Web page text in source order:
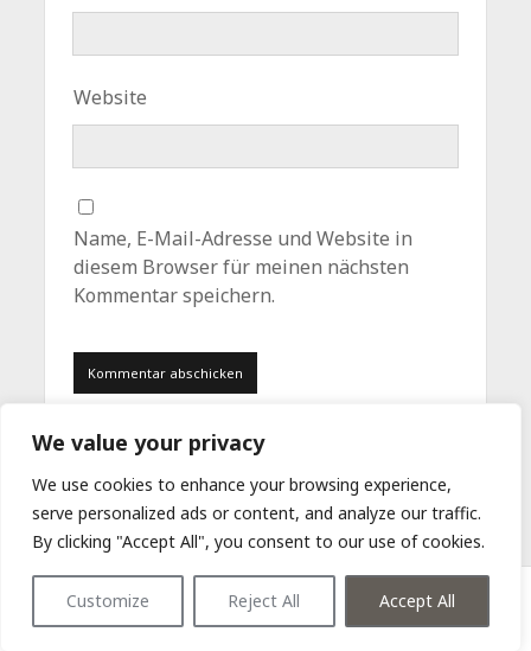
We value your privacy
We use cookies to enhance your browsing experience,
serve personalized ads or content, and analyze our traffic.
By clicking "Accept All", you consent to our use of cookies.
Customize Reject All Accept All
Website
Name, E-Mail-Adresse und Website in
diesem Browser für meinen nächsten
Kommentar speichern.
Unit WordPress Themevon Compete Themes